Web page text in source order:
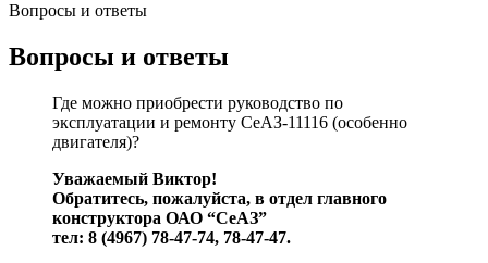
Вопросы и ответы
Вопросы и ответы
Где можно приобрести руководство по
эксплуатации и ремонту СеАЗ-11116 (особенно
двигателя)?
Уважаемый Виктор!
Обратитесь, пожалуйста, в отдел главного
конструктора ОАО “СеАЗ”
тел: 8 (4967) 78-47-74, 78-47-47.